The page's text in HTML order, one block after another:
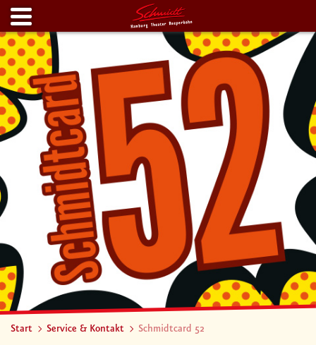
Start Service & Kontakt Schmidtcard 52